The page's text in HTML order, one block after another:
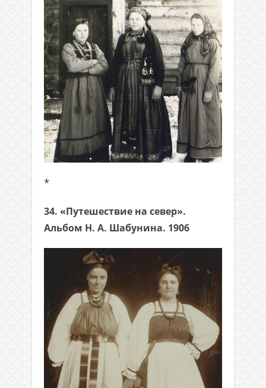
*
34. «Путешествие на север».
Альбом Н. А. Шабунина. 1906